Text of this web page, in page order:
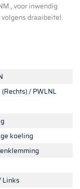
voor inwendig
draaibeitel.
/ PWLNL
koeling
Links